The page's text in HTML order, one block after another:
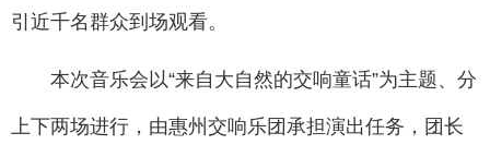
引近千名群众到场观看。
本次音乐会以“来自大自然的交响童话”为主题、分
上下两场进行，由惠州交响乐团承担演出任务，团长